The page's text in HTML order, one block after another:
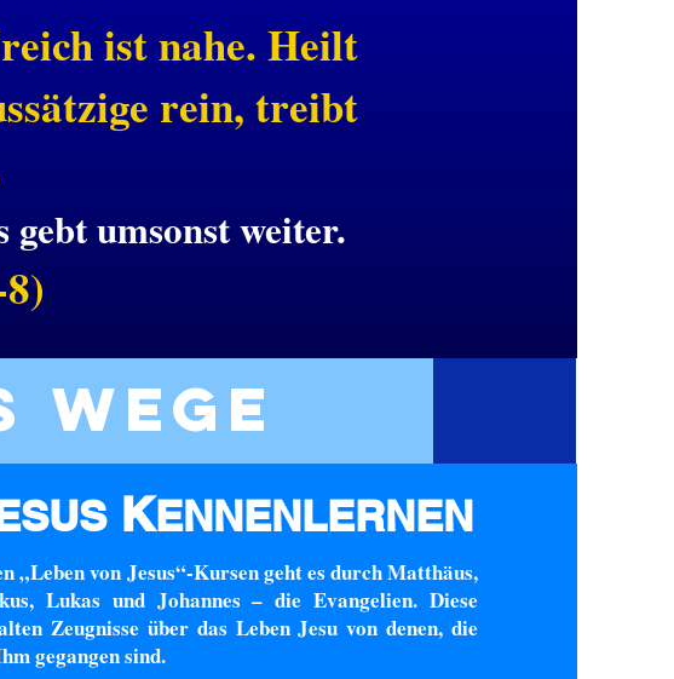
ist nahe. Heilt
rein, treibt
umsonst weiter.
KENNENLERNEN
„Leben von Jesus“-Kursen geht es durch Matthäus,
Lukas und Johannes – die Evangelien. Diese
Zeugnisse über das Leben Jesu von denen, die
gegangen sind.